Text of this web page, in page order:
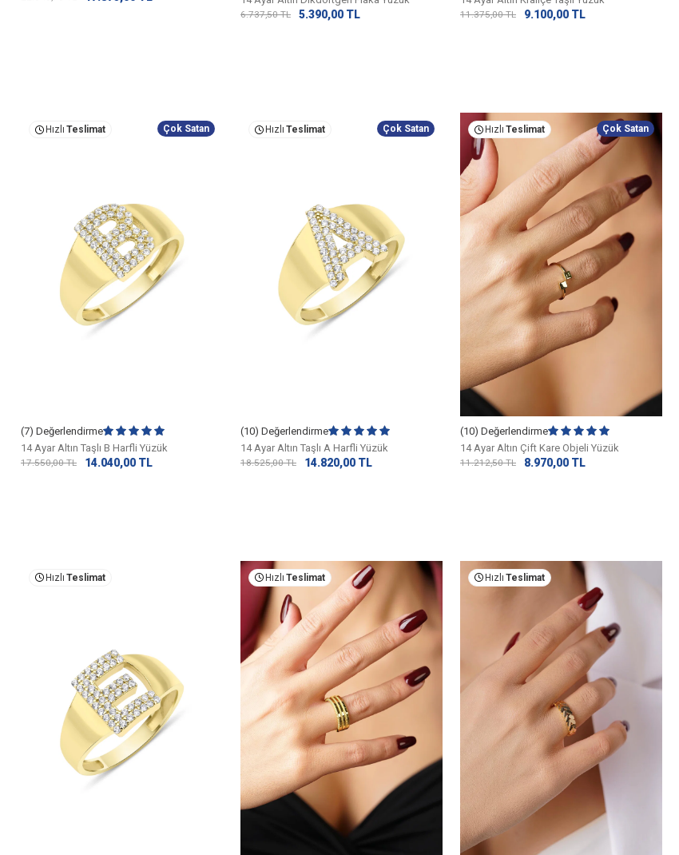
6.737,50TL 5.390,00 TL 11.375,00TL 9.100,00 TL
Hızlı Teslimat Çok Satan
(7) Değerlendirme
14 Ayar Altın Taşlı B Harfli Yüzük
17.550,00TL 14.040,00 TL
Hızlı Teslimat Çok Satan
(10) Değerlendirme
14 Ayar Altın Taşlı A Harfli Yüzük
18.525,00TL 14.820,00 TL
Hızlı Teslimat Çok Satan
(10) Değerlendirme
14 Ayar Altın Çift Kare Objeli Yüzük
11.212,50TL 8.970,00 TL
Hızlı Teslimat Hızlı Teslimat Hızlı Teslimat